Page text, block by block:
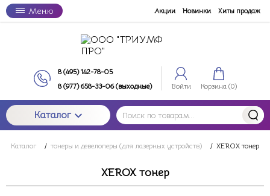
Меню Акции Новинки Хиты продаж
8 (495) 142-78-05
8 (977) 658-33-06 (выходные)
Войти Корзина (0)
Каталог
Каталог / тонеры и девелоперы (для лазерных устройств) / XEROX тонер
XEROX тонер